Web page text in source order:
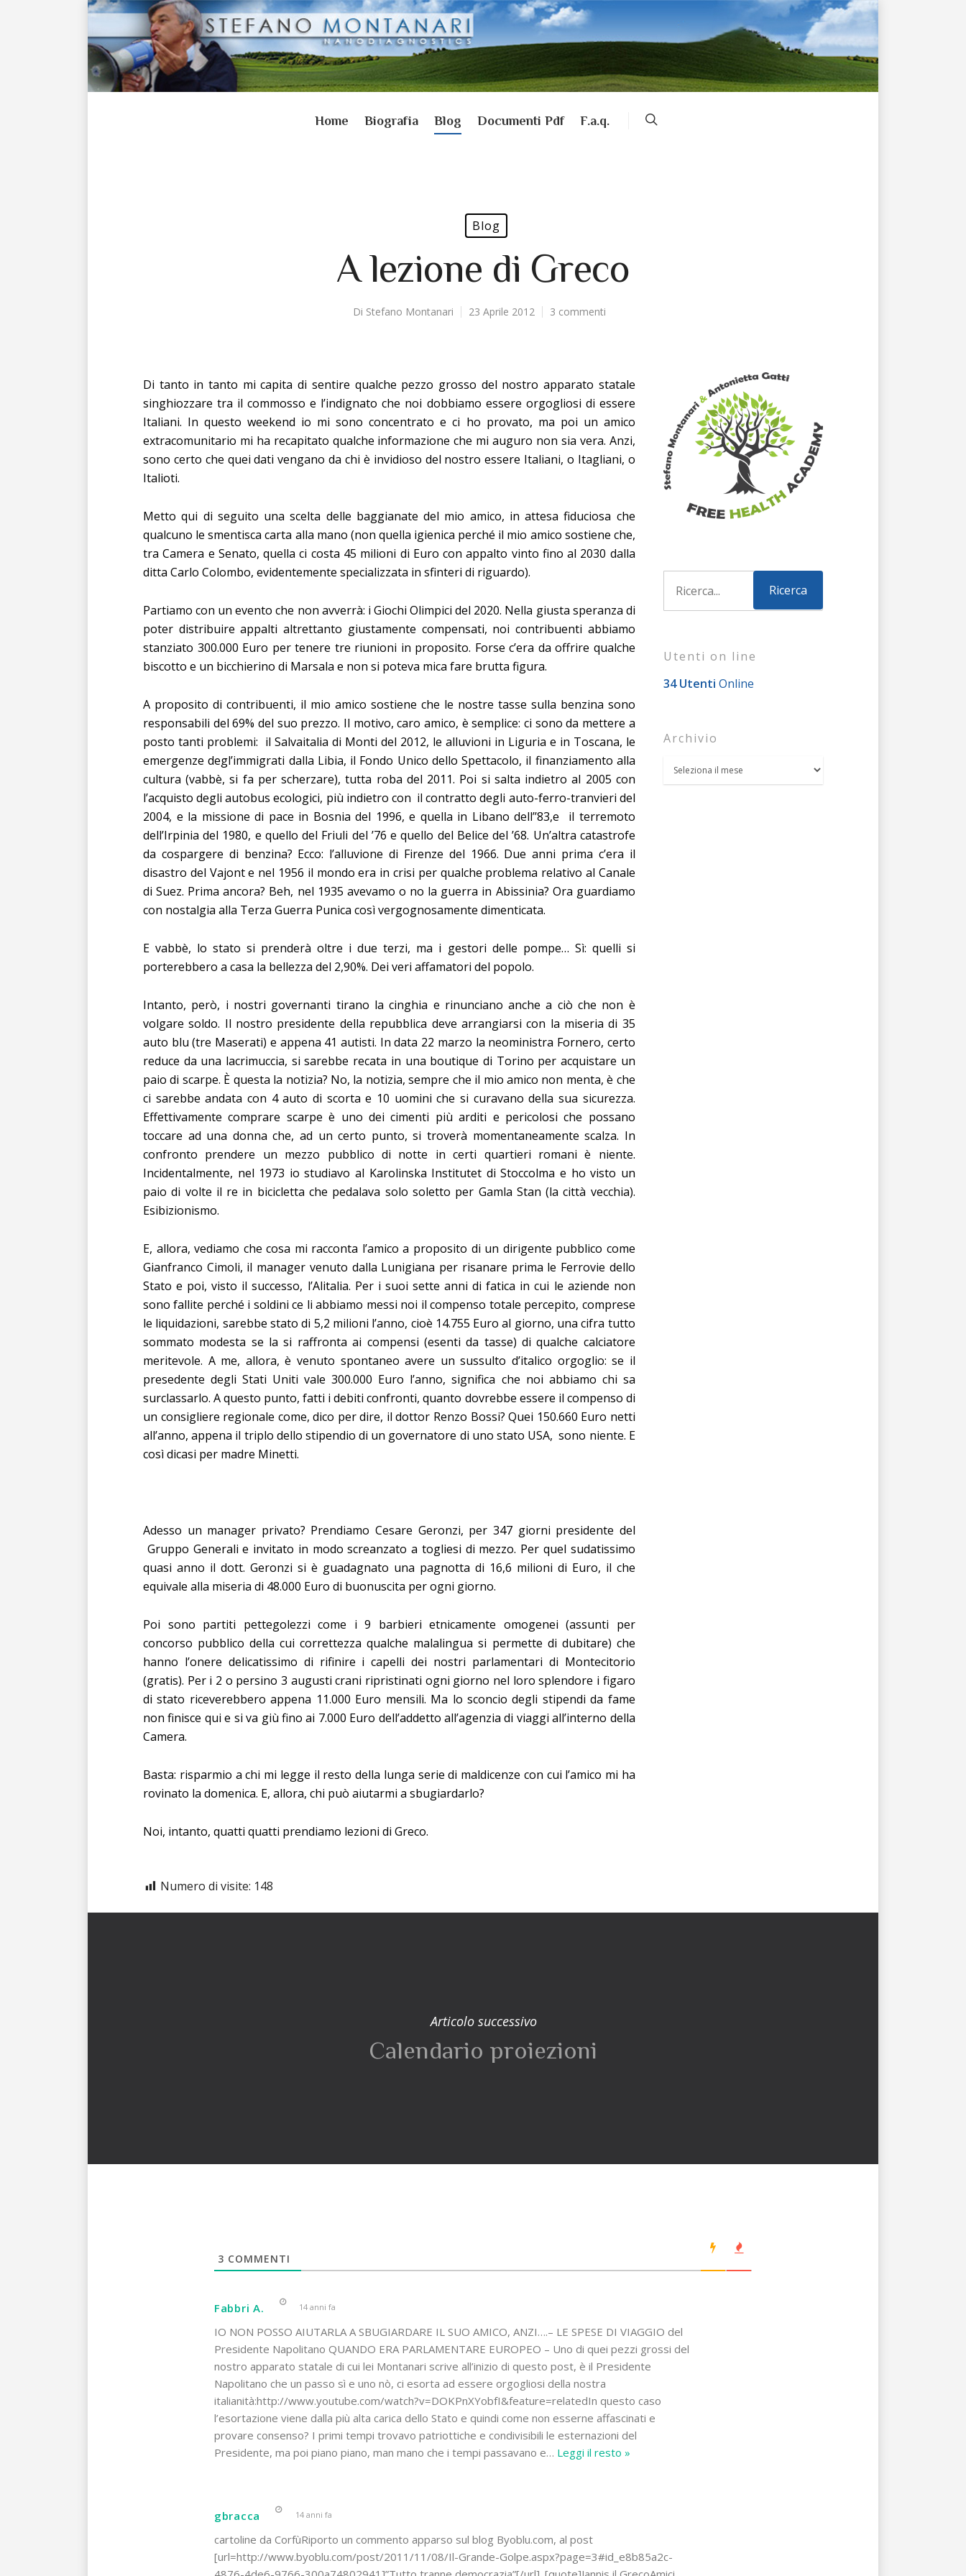
Home Biografia Blog Documenti Pdf F.a.q.
Blog
A lezione di Greco
Di Stefano Montanari 23 Aprile 2012 3 commenti
Di tanto in tanto mi capita di sentire qualche pezzo grosso del nostro apparato statale
singhiozzare tra il commosso e l’indignato che noi dobbiamo essere orgogliosi di essere
Italiani. In questo weekend io mi sono concentrato e ci ho provato, ma poi un amico
extracomunitario mi ha recapitato qualche informazione che mi auguro non sia vera. Anzi,
sono certo che quei dati vengano da chi è invidioso del nostro essere Italiani, o Itagliani, o
Italioti.
Metto qui di seguito una scelta delle baggianate del mio amico, in attesa fiduciosa che
qualcuno le smentisca carta alla mano (non quella igienica perché il mio amico sostiene che,
tra Camera e Senato, quella ci costa 45 milioni di Euro con appalto vinto fino al 2030 dalla
ditta Carlo Colombo, evidentemente specializzata in sfinteri di riguardo).
Partiamo con un evento che non avverrà: i Giochi Olimpici del 2020. Nella giusta speranza di
poter distribuire appalti altrettanto giustamente compensati, noi contribuenti abbiamo
stanziato 300.000 Euro per tenere tre riunioni in proposito. Forse c’era da offrire qualche
biscotto e un bicchierino di Marsala e non si poteva mica fare brutta figura.
A proposito di contribuenti, il mio amico sostiene che le nostre tasse sulla benzina sono
responsabili del 69% del suo prezzo. Il motivo, caro amico, è semplice: ci sono da mettere a
posto tanti problemi: il Salvaitalia di Monti del 2012, le alluvioni in Liguria e in Toscana, le
emergenze degl’immigrati dalla Libia, il Fondo Unico dello Spettacolo, il finanziamento alla
cultura (vabbè, si fa per scherzare), tutta roba del 2011. Poi si salta indietro al 2005 con
l’acquisto degli autobus ecologici, più indietro con il contratto degli auto-ferro-tranvieri del
2004, e la missione di pace in Bosnia del 1996, e quella in Libano dell’’83,e il terremoto
dell’Irpinia del 1980, e quello del Friuli del ’76 e quello del Belice del ’68. Un’altra catastrofe
da cospargere di benzina? Ecco: l’alluvione di Firenze del 1966. Due anni prima c’era il
disastro del Vajont e nel 1956 il mondo era in crisi per qualche problema relativo al Canale
di Suez. Prima ancora? Beh, nel 1935 avevamo o no la guerra in Abissinia? Ora guardiamo
con nostalgia alla Terza Guerra Punica così vergognosamente dimenticata.
E vabbè, lo stato si prenderà oltre i due terzi, ma i gestori delle pompe… Sì: quelli si
porterebbero a casa la bellezza del 2,90%. Dei veri affamatori del popolo.
Intanto, però, i nostri governanti tirano la cinghia e rinunciano anche a ciò che non è
volgare soldo. Il nostro presidente della repubblica deve arrangiarsi con la miseria di 35
auto blu (tre Maserati) e appena 41 autisti. In data 22 marzo la neoministra Fornero, certo
reduce da una lacrimuccia, si sarebbe recata in una boutique di Torino per acquistare un
paio di scarpe. È questa la notizia? No, la notizia, sempre che il mio amico non menta, è che
ci sarebbe andata con 4 auto di scorta e 10 uomini che si curavano della sua sicurezza.
Effettivamente comprare scarpe è uno dei cimenti più arditi e pericolosi che possano
toccare ad una donna che, ad un certo punto, si troverà momentaneamente scalza. In
confronto prendere un mezzo pubblico di notte in certi quartieri romani è niente.
Incidentalmente, nel 1973 io studiavo al Karolinska Institutet di Stoccolma e ho visto un
paio di volte il re in bicicletta che pedalava solo soletto per Gamla Stan (la città vecchia).
Esibizionismo.
E, allora, vediamo che cosa mi racconta l’amico a proposito di un dirigente pubblico come
Gianfranco Cimoli, il manager venuto dalla Lunigiana per risanare prima le Ferrovie dello
Stato e poi, visto il successo, l’Alitalia. Per i suoi sette anni di fatica in cui le aziende non
sono fallite perché i soldini ce li abbiamo messi noi il compenso totale percepito, comprese
le liquidazioni, sarebbe stato di 5,2 milioni l’anno, cioè 14.755 Euro al giorno, una cifra tutto
sommato modesta se la si raffronta ai compensi (esenti da tasse) di qualche calciatore
meritevole. A me, allora, è venuto spontaneo avere un sussulto d’italico orgoglio: se il
presedente degli Stati Uniti vale 300.000 Euro l’anno, significa che noi abbiamo chi sa
surclassarlo. A questo punto, fatti i debiti confronti, quanto dovrebbe essere il compenso di
un consigliere regionale come, dico per dire, il dottor Renzo Bossi? Quei 150.660 Euro netti
all’anno, appena il triplo dello stipendio di un governatore di uno stato USA, sono niente. E
così dicasi per madre Minetti.
Adesso un manager privato? Prendiamo Cesare Geronzi, per 347 giorni presidente del
Gruppo Generali e invitato in modo screanzato a togliesi di mezzo. Per quel sudatissimo
quasi anno il dott. Geronzi si è guadagnato una pagnotta di 16,6 milioni di Euro, il che
equivale alla miseria di 48.000 Euro di buonuscita per ogni giorno.
Poi sono partiti pettegolezzi come i 9 barbieri etnicamente omogenei (assunti per
concorso pubblico della cui correttezza qualche malalingua si permette di dubitare) che
hanno l’onere delicatissimo di rifinire i capelli dei nostri parlamentari di Montecitorio
(gratis). Per i 2 o persino 3 augusti crani ripristinati ogni giorno nel loro splendore i figaro
di stato riceverebbero appena 11.000 Euro mensili. Ma lo sconcio degli stipendi da fame
non finisce qui e si va giù fino ai 7.000 Euro dell’addetto all’agenzia di viaggi all’interno della
Camera.
Basta: risparmio a chi mi legge il resto della lunga serie di maldicenze con cui l’amico mi ha
rovinato la domenica. E, allora, chi può aiutarmi a sbugiardarlo?
Noi, intanto, quatti quatti prendiamo lezioni di Greco.
Numero di visite: 148
Utenti on line
34 Utenti Online
Archivio
Articolo successivo
Calendario proiezioni
3 COMMENTI
Fabbri A. 14 anni fa
IO NON POSSO AIUTARLA A SBUGIARDARE IL SUO AMICO, ANZI….– LE SPESE DI VIAGGIO del
Presidente Napolitano QUANDO ERA PARLAMENTARE EUROPEO – Uno di quei pezzi grossi del
nostro apparato statale di cui lei Montanari scrive all’inizio di questo post, è il Presidente
Napolitano che un passo sì e uno nò, ci esorta ad essere orgogliosi della nostra
italianità:http://www.youtube.com/watch?v=DOKPnXYobfI&feature=relatedIn questo caso
l’esortazione viene dalla più alta carica dello Stato e quindi come non esserne affascinati e
provare consenso? I primi tempi trovavo patriottiche e condivisibili le esternazioni del
Presidente, ma poi piano piano, man mano che i tempi passavano e… Leggi il resto »
gbracca 14 anni fa
cartoline da CorfùRiporto un commento apparso sul blog Byoblu.com, al post
[url=http://www.byoblu.com/post/2011/11/08/Il-Grande-Golpe.aspx?page=3#id_e8b85a2c-